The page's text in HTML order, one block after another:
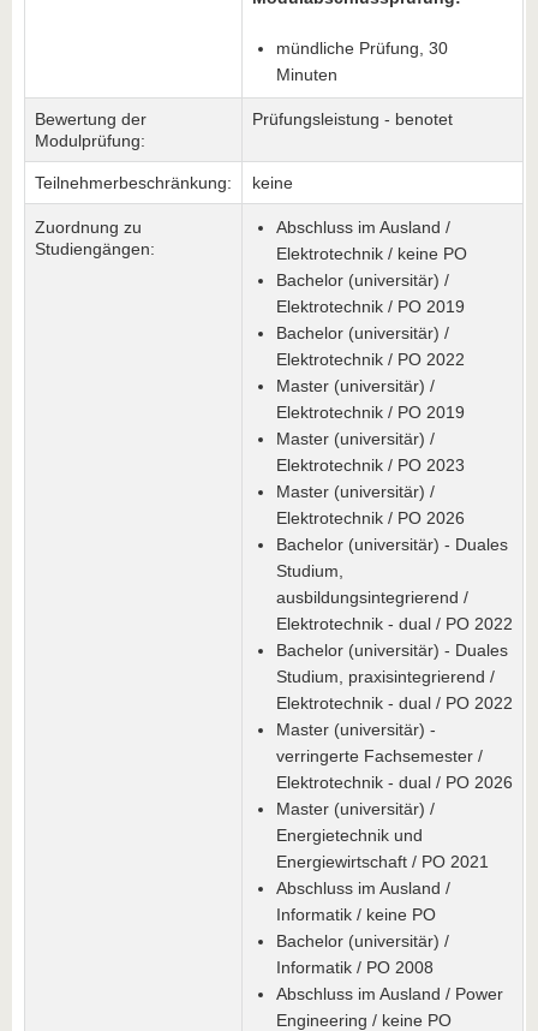
mündliche Prüfung, 30
Minuten
Bewertung der
Modulprüfung:
Prüfungsleistung - benotet
Teilnehmerbeschränkung: keine
Zuordnung zu
Studiengängen:
Abschluss im Ausland /
Elektrotechnik / keine PO
Bachelor (universitär) /
Elektrotechnik / PO 2019
Bachelor (universitär) /
Elektrotechnik / PO 2022
Master (universitär) /
Elektrotechnik / PO 2019
Master (universitär) /
Elektrotechnik / PO 2023
Master (universitär) /
Elektrotechnik / PO 2026
Bachelor (universitär) - Duales
Studium,
ausbildungsintegrierend /
Elektrotechnik - dual / PO 2022
Bachelor (universitär) - Duales
Studium, praxisintegrierend /
Elektrotechnik - dual / PO 2022
Master (universitär) -
verringerte Fachsemester /
Elektrotechnik - dual / PO 2026
Master (universitär) /
Energietechnik und
Energiewirtschaft / PO 2021
Abschluss im Ausland /
Informatik / keine PO
Bachelor (universitär) /
Informatik / PO 2008
Abschluss im Ausland / Power
Engineering / keine PO